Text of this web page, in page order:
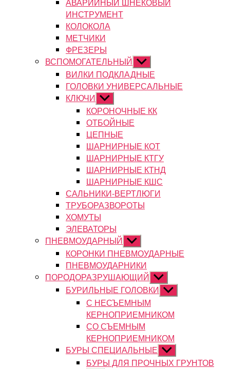
ИНСТРУМЕНТ
КОЛОКОЛА
МЕТЧИКИ
ФРЕЗЕРЫ
ВСПОМОГАТЕЛЬНЫЙ Показывать
подменю
ВИЛКИ ПОДКЛАДНЫЕ
ГОЛОВКИ УНИВЕРСАЛЬНЫЕ
КЛЮЧИ Показывать
подменю
КОРОНОЧНЫЕ КК
ОТБОЙНЫЕ
ЦЕПНЫЕ
ШАРНИРНЫЕ КОТ
ШАРНИРНЫЕ КТГУ
ШАРНИРНЫЕ КТНД
ШАРНИРНЫЕ КШС
САЛЬНИКИ-ВЕРТЛЮГИ
ТРУБОРАЗВОРОТЫ
ХОМУТЫ
ЭЛЕВАТОРЫ
ПНЕВМОУДАРНЫЙ Показывать
подменю
КОРОНКИ ПНЕВМОУДАРНЫЕ
ПНЕВМОУДАРНИКИ
ПОРОДОРАЗРУШАЮЩИЙ Показывать
подменю
БУРИЛЬНЫЕ ГОЛОВКИ Показывать
подменю
С НЕСЪЕМНЫМ
КЕРНОПРИЕМНИКОМ
СО СЪЕМНЫМ
КЕРНОПРИЕМНИКОМ
БУРЫ СПЕЦИАЛЬНЫЕ Показывать
подменю
БУРЫ ДЛЯ ПРОЧНЫХ ГРУНТОВ